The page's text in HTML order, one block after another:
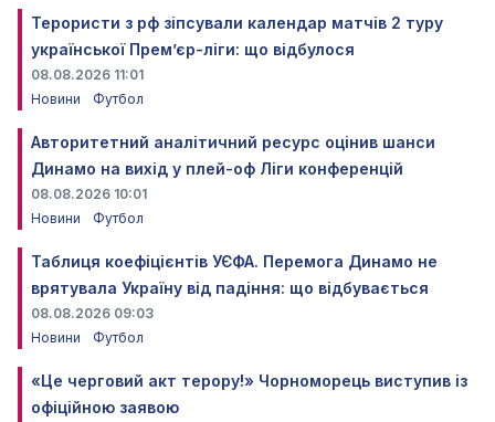
Терористи з рф зіпсували календар матчів 2 туру
української Прем’єр-ліги: що відбулося
08.08.2026 11:01
Новини
Футбол
Авторитетний аналітичний ресурс оцінив шанси
Динамо на вихід у плей-оф Ліги конференцій
08.08.2026 10:01
Новини
Футбол
Таблиця коефіцієнтів УЄФА. Перемога Динамо не
врятувала Україну від падіння: що відбувається
08.08.2026 09:03
Новини
Футбол
«Це черговий акт терору!» Чорноморець виступив із
офіційною заявою